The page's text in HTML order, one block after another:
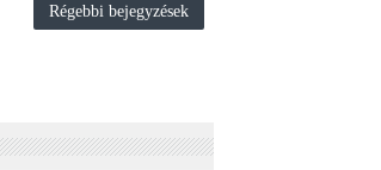
Régebbi bejegyzések